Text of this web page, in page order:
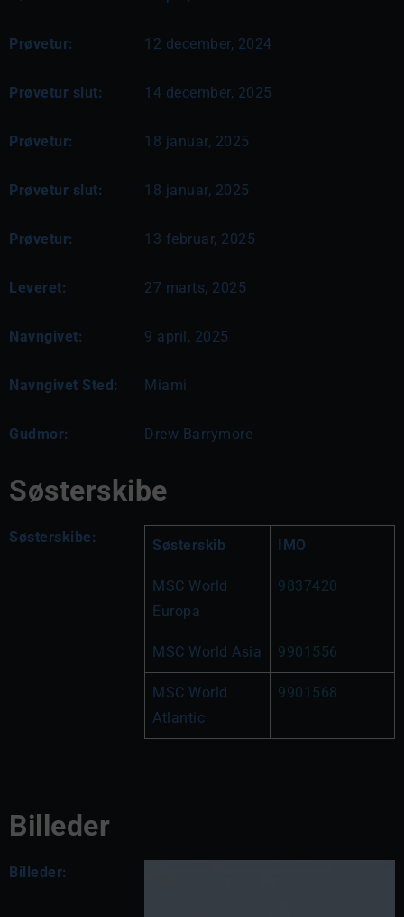
Prøvetur: 12 december, 2024
Prøvetur slut: 14 december, 2025
Prøvetur: 18 januar, 2025
Prøvetur slut: 18 januar, 2025
Prøvetur: 13 februar, 2025
Leveret: 27 marts, 2025
Navngivet: 9 april, 2025
Navngivet Sted: Miami
Gudmor: Drew Barrymore
Søsterskibe
Søsterskibe: Søsterskib IMO
MSC World
Europa
9837420
MSC World Asia 9901556
MSC World
Atlantic
9901568
Billeder
Billeder: